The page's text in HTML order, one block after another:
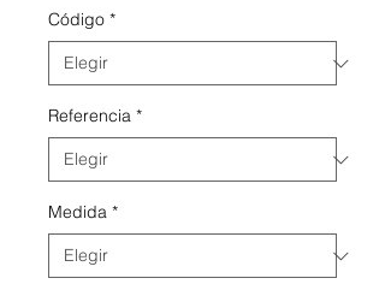
Código *
Referencia *
Medida *